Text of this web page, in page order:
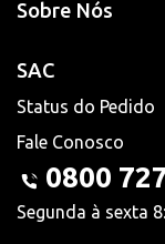
Sobre Nós
SAC
Status do Pedido
Fale Conosco
0800
Segunda à sexta